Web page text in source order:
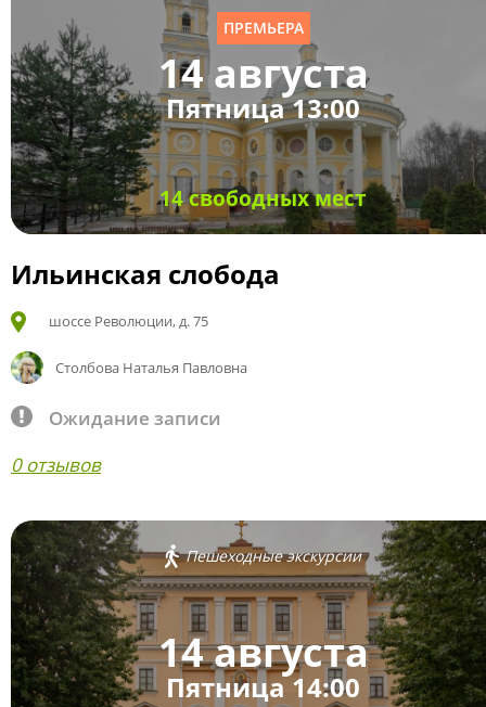
ПРЕМЬЕРА
14 августа
Пятница 13:00
14 свободных мест
Ильинская слобода
шоссе Революции, д. 75
Столбова Наталья Павловна
Ожидание записи
0 отзывов
Пешеходные экскурсии
14 августа
Пятница 14:00